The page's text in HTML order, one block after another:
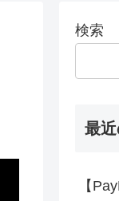
検索
最
【